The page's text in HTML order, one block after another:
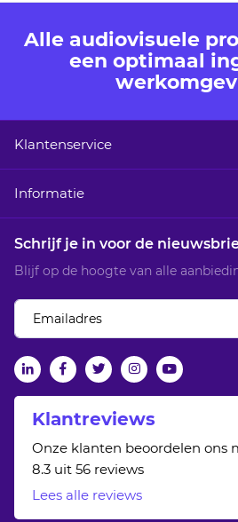
Alle audiovisuele
een optimaal
Klantenservice
Informatie
Schrijf je in voor de
Blijf op de hoogte van alle
Abonneer
u
onze
nieuwsbrief
linkedinfacebook
twitterInstagramYoutube
Klantreviews
Onze klanten beoordelen ons
8.3 uit 56 reviews
Lees alle reviews